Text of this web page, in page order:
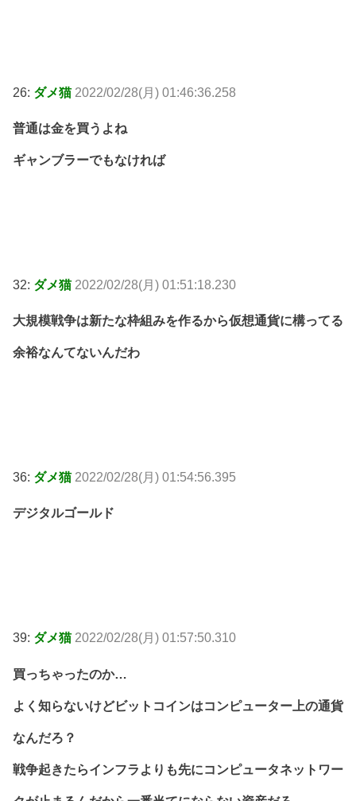
26: ダメ猫 2022/02/28(月) 01:46:36.258
普通は金を買うよね
ギャンブラーでもなければ
32: ダメ猫 2022/02/28(月) 01:51:18.230
大規模戦争は新たな枠組みを作るから仮想通貨に構ってる
余裕なんてないんだわ
36: ダメ猫 2022/02/28(月) 01:54:56.395
デジタルゴールド
39: ダメ猫 2022/02/28(月) 01:57:50.310
買っちゃったのか…
よく知らないけどビットコインはコンピューター上の通貨
なんだろ？
戦争起きたらインフラよりも先にコンピュータネットワー